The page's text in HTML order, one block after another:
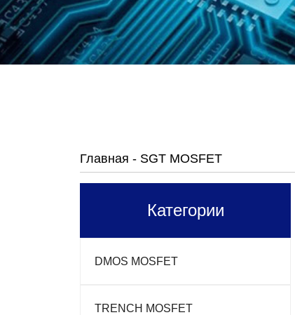
Главная - SGT MOSFET
Категории
DMOS MOSFET
TRENCH MOSFET